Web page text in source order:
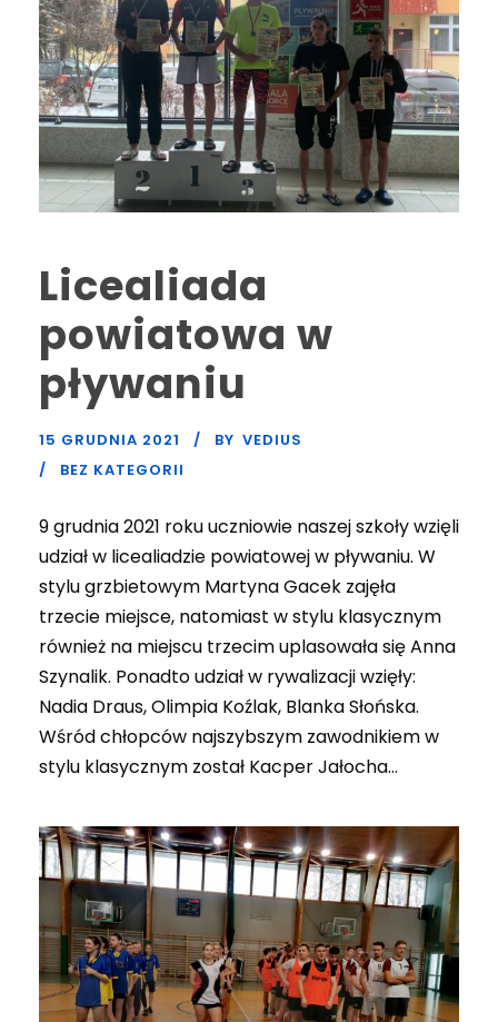
Licealiada
powiatowa w
pływaniu
15 GRUDNIA 2021 BY VEDIUS
BEZ KATEGORII
9 grudnia 2021 roku uczniowie naszej szkoły wzięli
udział w licealiadzie powiatowej w pływaniu. W
stylu grzbietowym Martyna Gacek zajęła
trzecie miejsce, natomiast w stylu klasycznym
również na miejscu trzecim uplasowała się Anna
Szynalik. Ponadto udział w rywalizacji wzięły:
Nadia Draus, Olimpia Koźlak, Blanka Słońska.
Wśród chłopców najszybszym zawodnikiem w
stylu klasycznym został Kacper Jałocha...